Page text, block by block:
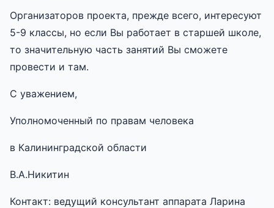
Организаторов проекта, прежде всего, интересуют
5-9 классы, но если Вы работает в старшей школе,
то значительную часть занятий Вы сможете
провести и там.
С уважением,
Уполномоченный по правам человека
в Калининградской области
В.А.Никитин
Контакт: ведущий консультант аппарата Ларина